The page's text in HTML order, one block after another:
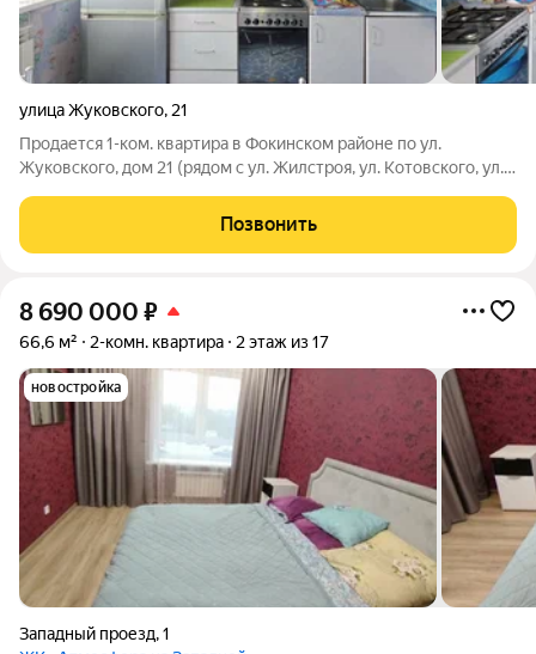
улица Жуковского, 21
Продается 1-ком. квартира в Фокинском районе по ул.
Жуковского, дом 21 (рядом с ул. Жилстроя, ул. Котовского, ул.
Один
Позвонить
8 690 000 ₽
66,6 м² 2-комн. квартира 2 этаж из 17
новостройка
Западный проезд,1